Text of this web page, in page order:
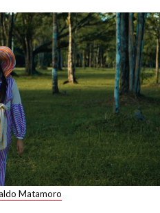
Matamoro